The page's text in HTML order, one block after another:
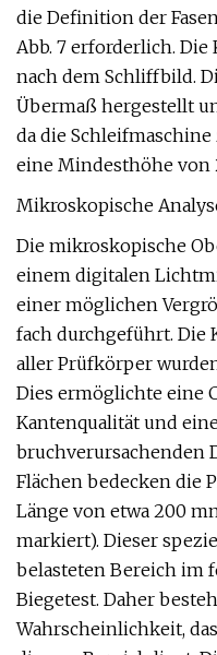
die Definition der
Abb. 7 erforderlich.
nach dem Schliffbild.
Übermaß hergestellt
da die
eine Mindesthöhe von
Mikroskopische
Die mikroskopische
einem digitalen
einer möglichen
fach durchgeführt. Die
aller Prüfkörper
Dies ermöglichte eine
Kantenqualität und
bruchverursachenden
Flächen bedecken die
Länge von etwa 200
markiert). Dieser
belasteten Bereich im
Biegetest. Daher
Wahrscheinlichkeit,